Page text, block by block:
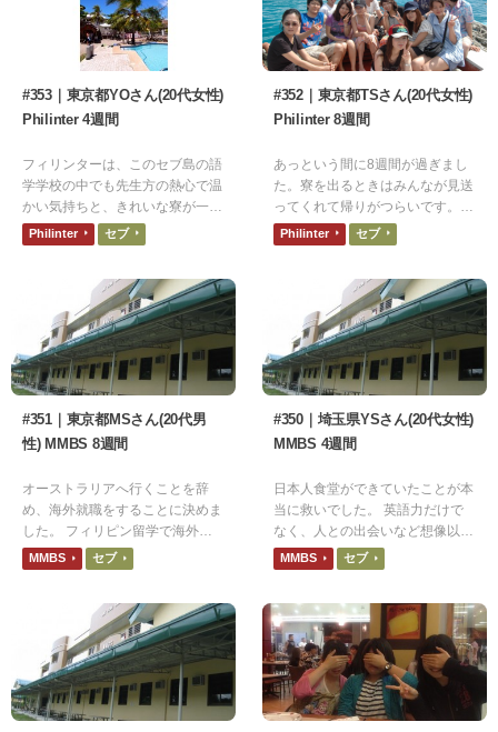
#353｜東京都YOさん(20代女性)
Philinter 4週間
フィリンターは、このセブ島の語
学学校の中でも先生方の熱心で温
かい気持ちと、きれいな寮が一体
となった場所なので、安心して過
ごせられます。
Philinter セブ
#352｜東京都TSさん(20代女性)
Philinter 8週間
あっという間に8週間が過ぎまし
た。寮を出るときはみんなが見送
ってくれて帰りがつらいです。号
泣ですよ！飛行機でフィリピンが
消えていくときも号泣でした！
Philinter セブ
#351｜東京都MSさん(20代男
性) MMBS 8週間
オーストラリアへ行くことを辞
め、海外就職をすることに決めま
した。 フィリピン留学で海外で
働けそうなところまできていま
す。
MMBS セブ
#350｜埼玉県YSさん(20代女性)
MMBS 4週間
日本人食堂ができていたことが本
当に救いでした。 英語力だけで
なく、人との出会いなど想像以上
のものが留学で得ることができま
した。
MMBS セブ